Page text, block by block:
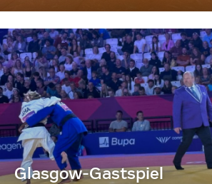
Glasgow-Gastspiel